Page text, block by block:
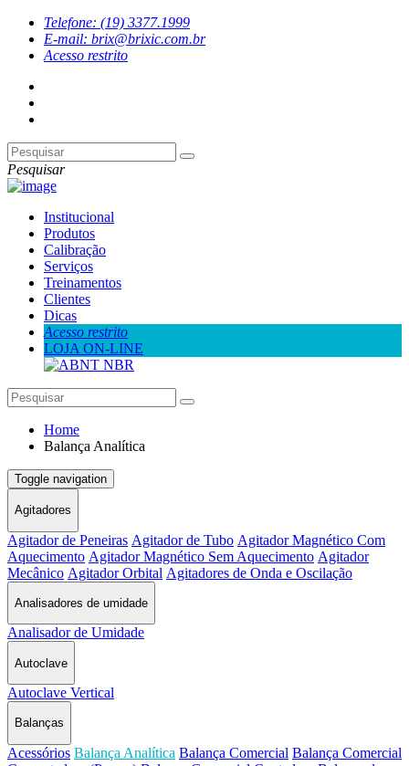
Telefone: (19) 3377.1999
E-mail: brix@brixic.com.br
Acesso restrito
Pesquisar
Institucional
Produtos
Calibração
Serviços
Treinamentos
Clientes
Dicas
Acesso restrito
LOJA ON-LINE
Home
Balança Analítica
Toggle navigation
Agitadores
Agitador de Peneiras Agitador de Tubo Agitador Magnético Com
Aquecimento Agitador Magnético Sem Aquecimento Agitador
Mecânico Agitador Orbital Agitadores de Onda e Oscilação
Analisadores de umidade
Analisador de Umidade
Autoclave
Autoclave Vertical
Balanças
Acessórios Balança Analítica Balança Comercial Balança Comercial